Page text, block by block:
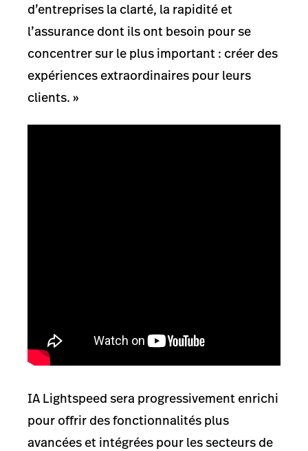
d’entreprises la clarté, la rapidité et
l’assurance dont ils ont besoin pour se
concentrer sur le plus important : créer des
expériences extraordinaires pour leurs
clients. »
IA Lightspeed sera progressivement enrichi
pour offrir des fonctionnalités plus
avancées et intégrées pour les secteurs de